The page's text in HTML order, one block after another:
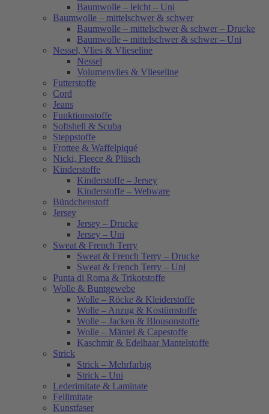
Baumwolle – leicht – Uni
Baumwolle – mittelschwer & schwer
Baumwolle – mittelschwer & schwer – Drucke
Baumwolle – mittelschwer & schwer – Uni
Nessel, Vlies & Vlieseline
Nessel
Volumenvlies & Vlieseline
Futterstoffe
Cord
Jeans
Funktionsstoffe
Softshell & Scuba
Steppstoffe
Frottee & Waffelpiqué
Nicki, Fleece & Plüsch
Kinderstoffe
Kinderstoffe – Jersey
Kinderstoffe – Webware
Bündchenstoff
Jersey
Jersey – Drucke
Jersey – Uni
Sweat & French Terry
Sweat & French Terry – Drucke
Sweat & French Terry – Uni
Punta di Roma & Trikotstoffe
Wolle & Buntgewebe
Wolle – Röcke & Kleiderstoffe
Wolle – Anzug & Kostümstoffe
Wolle – Jacken & Blousonstoffe
Wolle – Mäntel & Capestoffe
Kaschmir & Edelhaar Mantelstoffe
Strick
Strick – Mehrfarbig
Strick – Uni
Lederimitate & Laminate
Fellimitate
Kunstfaser